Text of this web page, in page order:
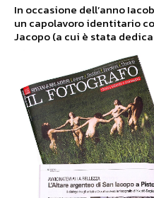
In occasione dell’anno
un capolavoro identitario
Jacopo (a cui è stata